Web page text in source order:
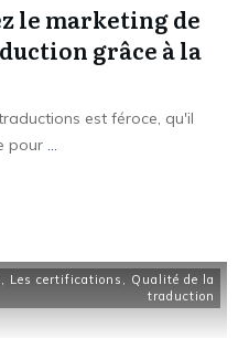
le marketing de
grâce à la
est féroce, qu'il
pour ...
, Les certifications , Qualité de la
traduction